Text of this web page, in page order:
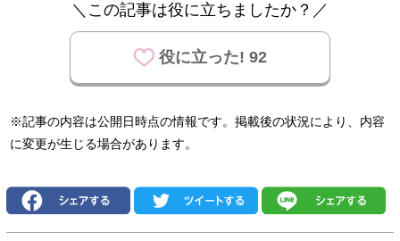
＼この記事は役に立ちましたか？／
役に立った! 92
※記事の内容は公開日時点の情報です。掲載後の状況により、内容
に変更が生じる場合があります。